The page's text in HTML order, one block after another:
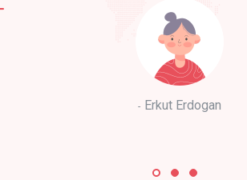
Erkut Erdogan